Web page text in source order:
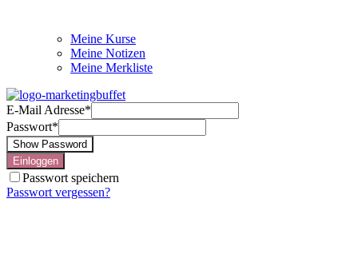
Meine Kurse
Meine Notizen
Meine Merkliste
E-Mail Adresse*
Passwort*
Show Password
Einloggen
Passwort speichern
Passwort vergessen?